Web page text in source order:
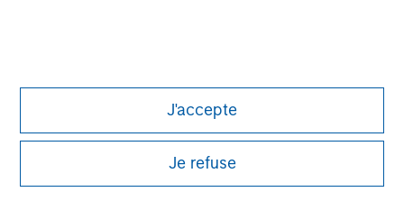
J'accepte
Je refuse
avec la solidité des émetteurs des secteurs du logiciel et
des technologies. Compte tenu des anticipations de
baisses de taux de la Fed, nous privilégions une
exposition à taux fixe par rapport aux actifs à taux